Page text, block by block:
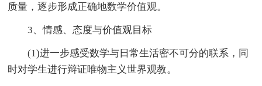
质量，逐步形成正确地数学价值观。
3、情感、态度与价值观目标
(1)进一步感受数学与日常生活密不可分的联系，同
时对学生进行辩证唯物主义世界观教。